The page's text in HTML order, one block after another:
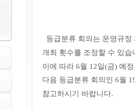
등급분류 회의는 운영규
개최 횟수를 조정할 수 있습
이에 따라 6월 12일(금)예정
다음 등급분류 회의인 6월
참고하시기 바랍니다.